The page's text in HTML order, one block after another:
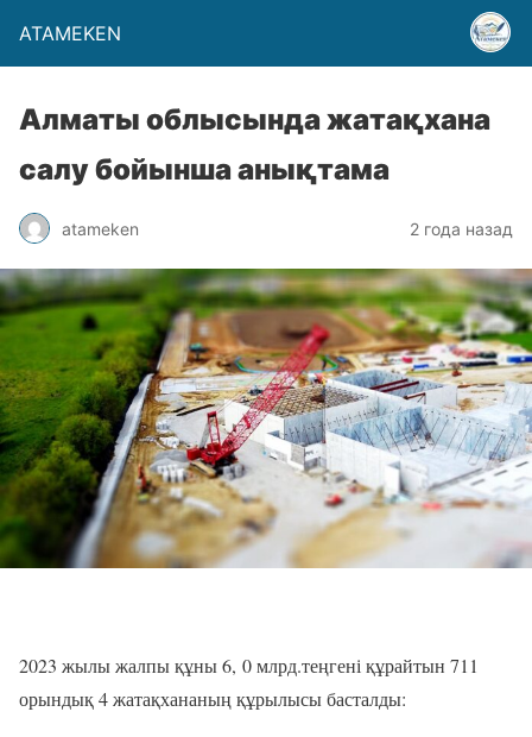
ATAMEKEN
Алматы облысында жатақхана
салу бойынша анықтама
atameken 2 года назад
2023 жылыжалпы құны6, 0млрд.теңгені құрайтын 711
орындық4жатақхананың құрылысы басталды: